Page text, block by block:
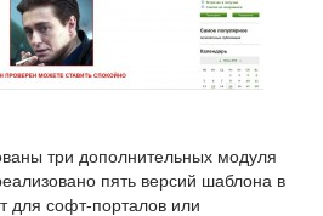
три дополнительных модуля
пять версий шаблона в
для софт-порталов или